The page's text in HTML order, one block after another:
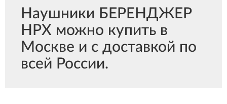
Наушники БЕРЕНДЖЕР
HPX можно купить в
Москве и с доставкой по
всей России.